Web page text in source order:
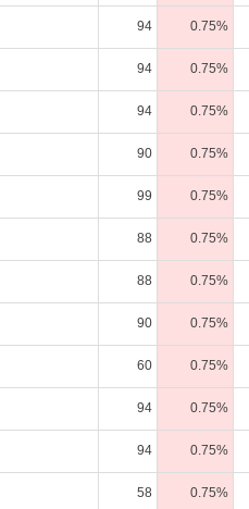
94 0.75%
94 0.75%
94 0.75%
90 0.75%
99 0.75%
88 0.75%
88 0.75%
90 0.75%
60 0.75%
94 0.75%
94 0.75%
58 0.75%